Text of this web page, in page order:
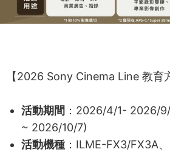
【2026 Sony Cinema Line 教育
活動期間 ：2026/4/1- 2026/
~ 2026/10/7)
活動機種 ：ILME-FX3/FX3A